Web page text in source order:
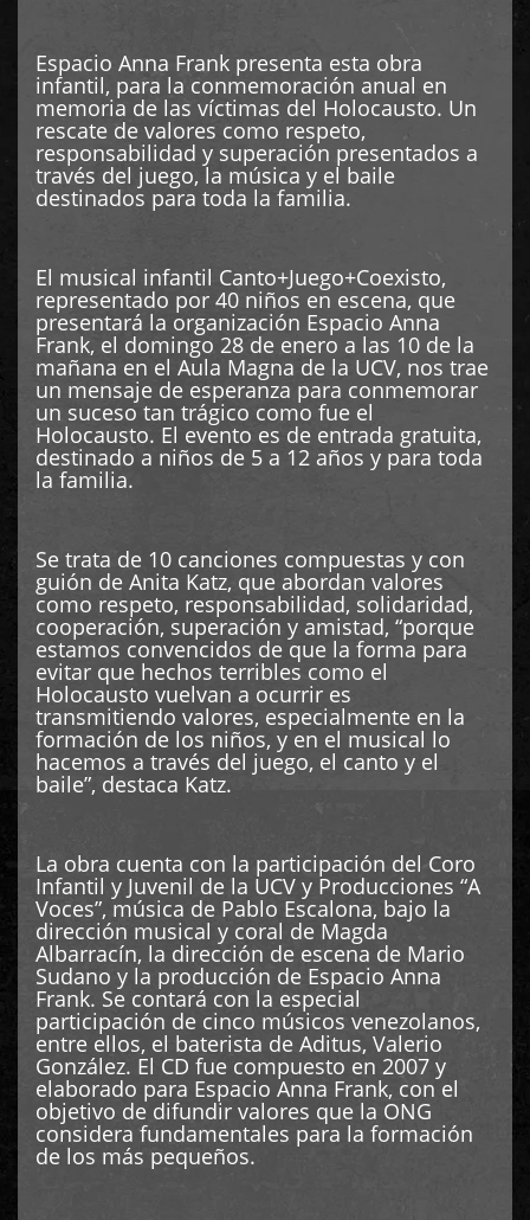
Espacio Anna Frank presenta esta obra
infantil, para la conmemoración anual en
memoria de las víctimas del Holocausto. Un
rescate de valores como respeto,
responsabilidad y superación presentados a
través del juego, la música y el baile
destinados para toda la familia.
El musical infantil Canto+Juego+Coexisto,
representado por 40 niños en escena, que
presentará la organización Espacio Anna
Frank, el domingo 28 de enero a las 10 de la
mañana en el Aula Magna de la UCV, nos trae
un mensaje de esperanza para conmemorar
un suceso tan trágico como fue el
Holocausto. El evento es de entrada gratuita,
destinado a niños de 5 a 12 años y para toda
la familia.
Se trata de 10 canciones compuestas y con
guión de Anita Katz, que abordan valores
como respeto, responsabilidad, solidaridad,
cooperación, superación y amistad, “porque
estamos convencidos de que la forma para
evitar que hechos terribles como el
Holocausto vuelvan a ocurrir es
transmitiendo valores, especialmente en la
formación de los niños, y en el musical lo
hacemos a través del juego, el canto y el
baile”, destaca Katz.
La obra cuenta con la participación del Coro
Infantil y Juvenil de la UCV y Producciones “A
Voces”, música de Pablo Escalona, bajo la
dirección musical y coral de Magda
Albarracín, la dirección de escena de Mario
Sudano y la producción de Espacio Anna
Frank. Se contará con la especial
participación de cinco músicos venezolanos,
entre ellos, el baterista de Aditus, Valerio
González. El CD fue compuesto en 2007 y
elaborado para Espacio Anna Frank, con el
objetivo de difundir valores que la ONG
considera fundamentales para la formación
de los más pequeños.